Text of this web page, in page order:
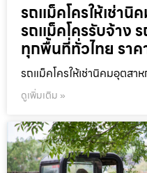
รถแม็คโครให้เช่า
รถแม็คโครรับจ้าง
ทุกพื้นที่ทั่วไทย รา
รถแม็คโครให้เช่านิคมอุตสา
ดูเพิ่มเติม »